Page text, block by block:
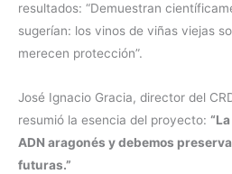
resultados: “Demuestran
sugerían: los vinos de viñas viejas
merecen protección”.
José Ignacio Gracia, director del
resumió la esencia del proyecto:
ADN aragonés y debemos
futuras.”